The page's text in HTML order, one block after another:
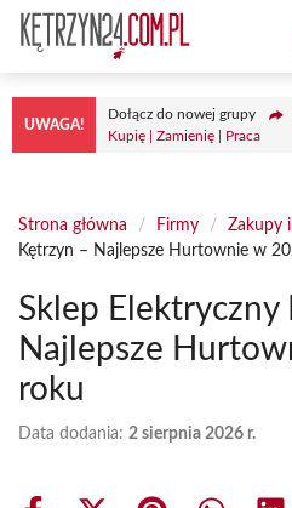
Przejdź
treści
UWAGA!
Dołącz do nowej grupy
Kupię | Zamienię | Praca
Strona główna / Firmy / Zakupy
Kętrzyn – Najlepsze Hurtownie w
Sklep Elektryczny
Najlepsze
roku
Data dodania: 2 sierpnia 2026 r.